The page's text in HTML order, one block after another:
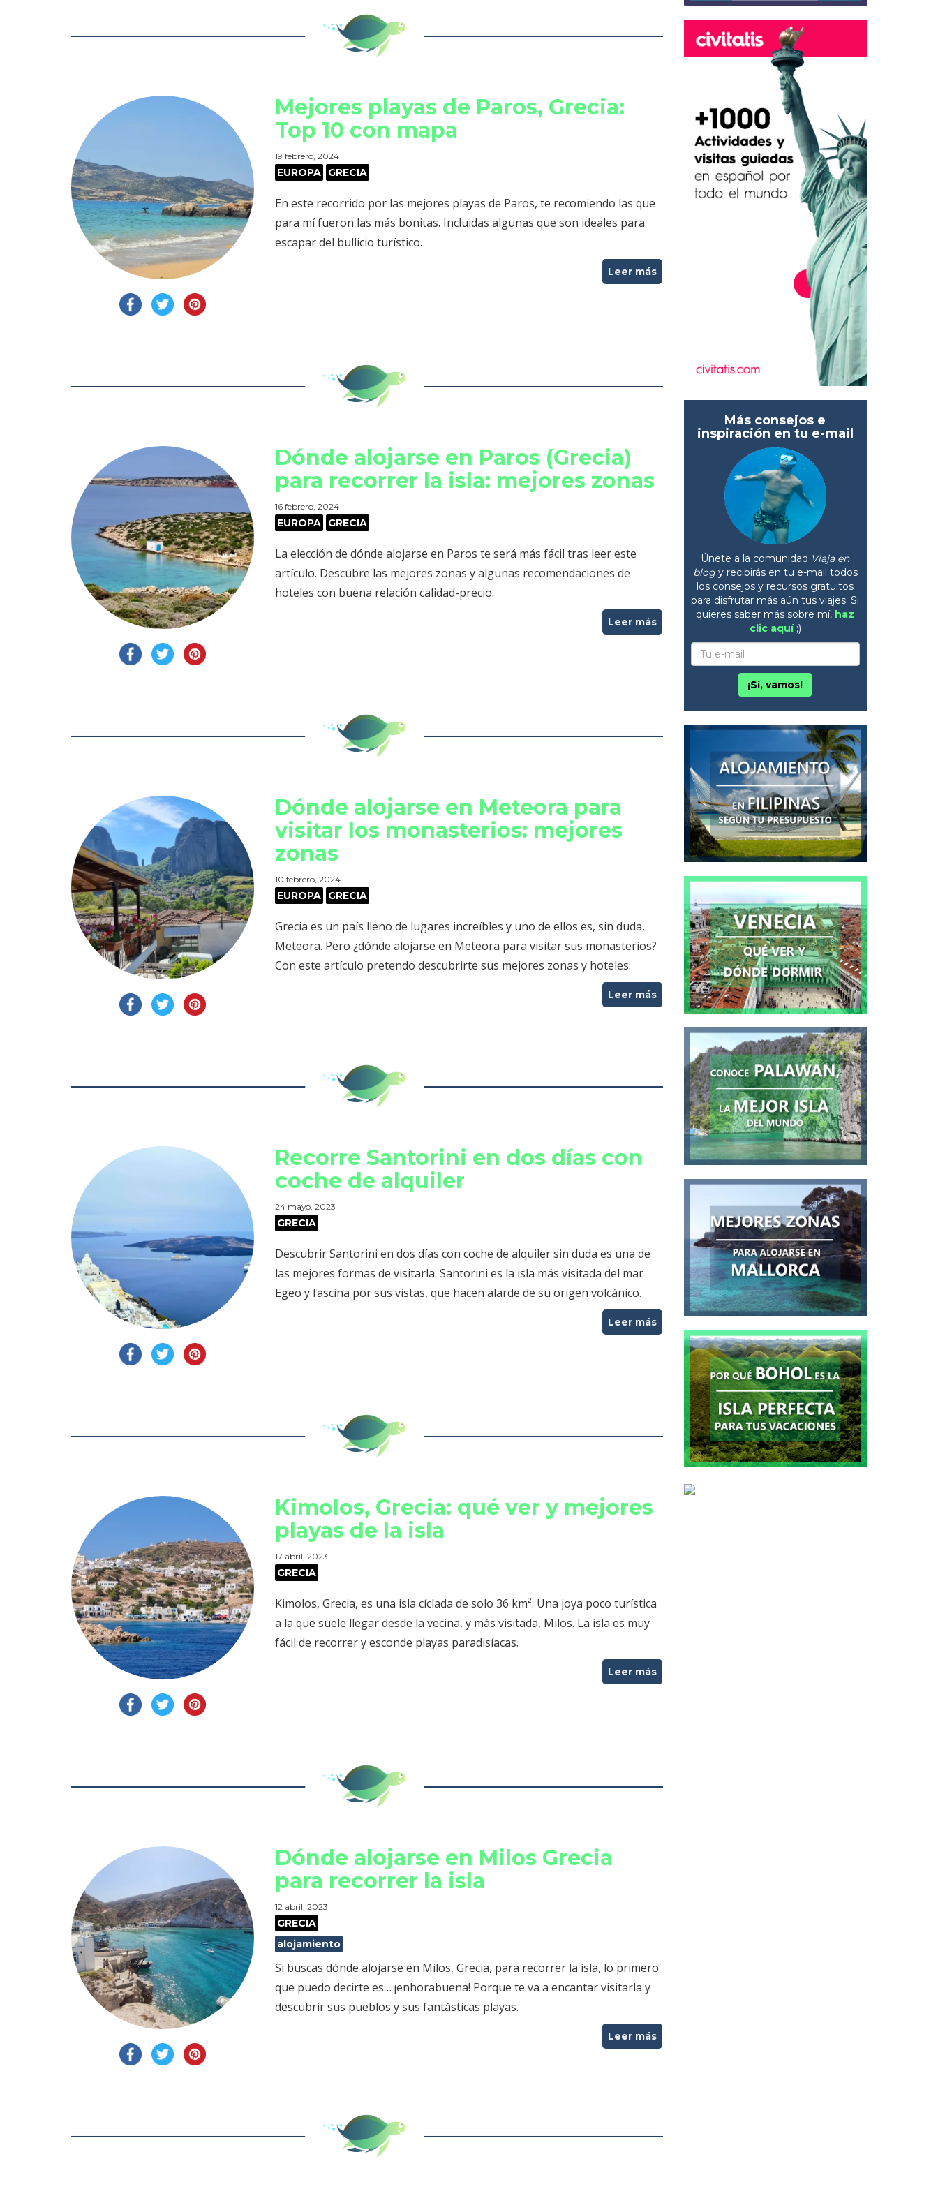
Mejores playas de Paros, Grecia:
Top 10 con mapa
19 febrero, 2024
EUROPA GRECIA
En este recorrido por las mejores playas de Paros, te recomiendo las que
para mí fueron las más bonitas. Incluidas algunas que son ideales para
escapar del bullicio turístico.
Leer más
Dónde alojarse en Paros (Grecia)
para recorrer la isla: mejores zonas
16 febrero, 2024
EUROPA GRECIA
La elección de dónde alojarse en Paros te será más fácil tras leer este
artículo. Descubre las mejores zonas y algunas recomendaciones de
hoteles con buena relación calidad-precio.
Leer más
Dónde alojarse en Meteora para
visitar los monasterios: mejores
zonas
10 febrero, 2024
EUROPA GRECIA
Grecia es un país lleno de lugares increíbles y uno de ellos es, sin duda,
Meteora. Pero ¿dónde alojarse en Meteora para visitar sus monasterios?
Con este artículo pretendo descubrirte sus mejores zonas y hoteles.
Leer más
Recorre Santorini en dos días con
coche de alquiler
24 mayo, 2023
GRECIA
Descubrir Santorini en dos días con coche de alquiler sin duda es una de
las mejores formas de visitarla. Santorini es la isla más visitada del mar
Egeo y fascina por sus vistas, que hacen alarde de su origen volcánico.
Leer más
Kimolos, Grecia: qué ver y mejores
playas de la isla
17 abril, 2023
GRECIA
Kimolos, Grecia, es una isla cíclada de solo 36 km². Una joya poco turística
a la que suele llegar desde la vecina, y más visitada, Milos. La isla es muy
fácil de recorrer y esconde playas paradisíacas.
Leer más
Dónde alojarse en Milos Grecia
para recorrer la isla
12 abril, 2023
GRECIA
alojamiento
Si buscas dónde alojarse en Milos, Grecia, para recorrer la isla, lo primero
que puedo decirte es… ¡enhorabuena! Porque te va a encantar visitarla y
descubrir sus pueblos y sus fantásticas playas.
Leer más
Más consejos e
inspiración en tu e-mail
Únete a la comunidad Viaja en
blogy recibirás en tu e-mail todos
los consejos y recursos gratuitos
para disfrutar más aún tus viajes. Si
quieres saber más sobre mí, haz
clic aquí;)
¡Sí, vamos!